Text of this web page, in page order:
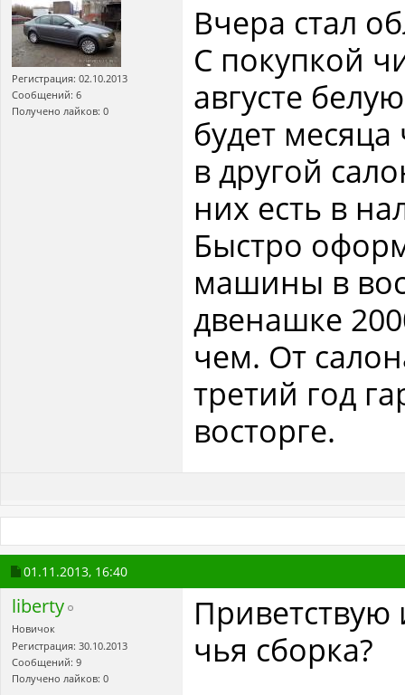
Регистрация: 02.10.2013
Сообщений: 6
Получено лайков: 0
Вчера стал
С покупкой
августе
будет
в другой
них есть в
Быстро
машины в
двенашке
чем. От
третий год
восторге.
01.11.2013, 16:40
liberty
Новичок
Регистрация: 30.10.2013
Сообщений: 9
Получено лайков: 0
чья сборка?